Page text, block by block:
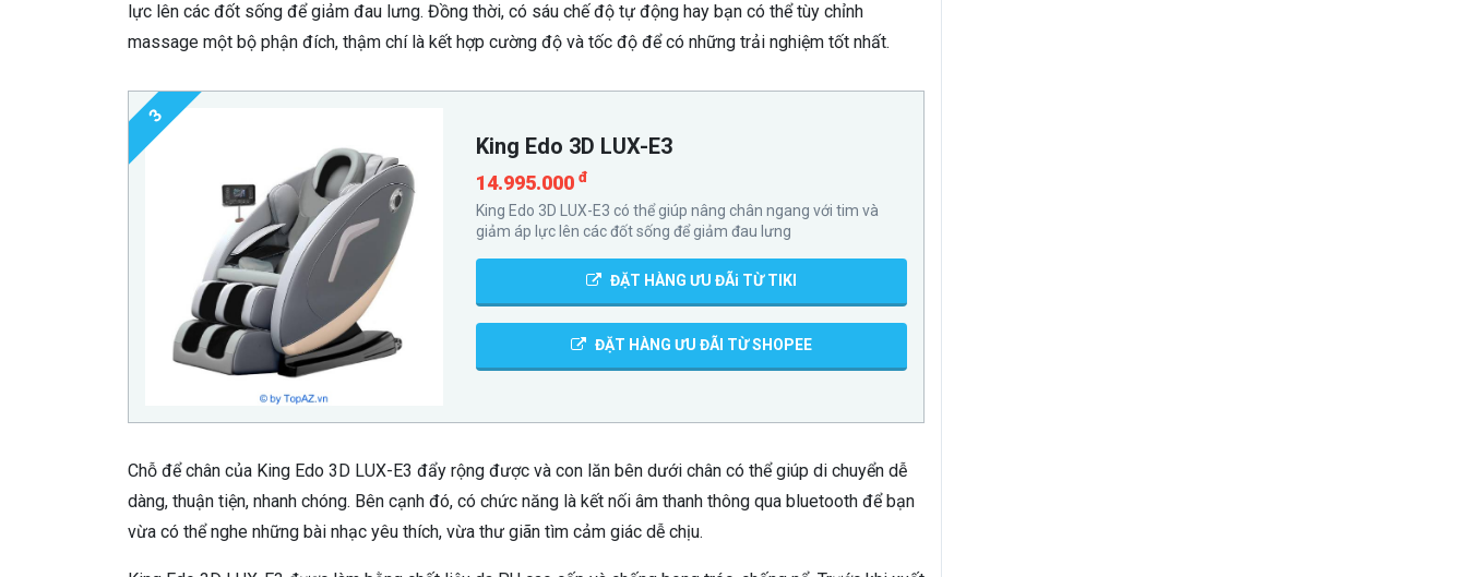
lực lên các đốt sống để giảm đau lưng. Đồng thời, có sáu chế độ tự động hay bạn có thể tùy chỉnh
massage một bộ phận đích, thậm chí là kết hợp cường độ và tốc độ để có những trải nghiệm tốt nhất.
3
King Edo 3D LUX-E3
14.995.000đ
King Edo 3D LUX-E3 có thể giúp nâng chân ngang với tim và
giảm áp lực lên các đốt sống để giảm đau lưng
ĐẶT HÀNG ƯU ĐÃi TỪ TIKI
ĐẶT HÀNG ƯU ĐÃI TỪ SHOPEE
Chỗ để chân của King Edo 3D LUX-E3 đẩy rộng được và con lăn bên dưới chân có thể giúp di chuyển dễ
dàng, thuận tiện, nhanh chóng. Bên cạnh đó, có chức năng là kết nối âm thanh thông qua bluetooth để bạn
vừa có thể nghe những bài nhạc yêu thích, vừa thư giãn tìm cảm giác dễ chịu.